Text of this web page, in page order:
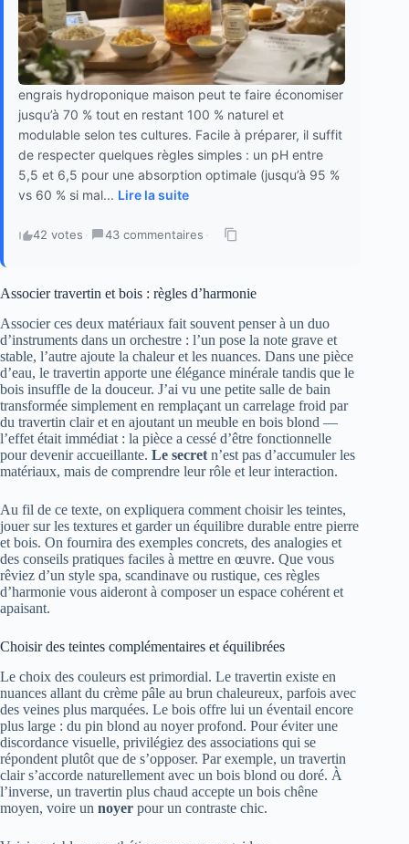
engrais hydroponique maison peut te faire économiser
jusqu’à 70 % tout en restant 100 % naturel et
modulable selon tes cultures. Facile à préparer, il suffit
de respecter quelques règles simples : un pH entre
5,5 et 6,5 pour une absorption optimale (jusqu’à 95 %
vs 60 % si mal... Lire la suite
42 votes · 43 commentaires ·
Associer travertin et bois : règles d’harmonie
Associer ces deux matériaux fait souvent penser à un duo
d’instruments dans un orchestre : l’un pose la note grave et
stable, l’autre ajoute la chaleur et les nuances. Dans une pièce
d’eau, le travertin apporte une élégance minérale tandis que le
bois insuffle de la douceur. J’ai vu une petite salle de bain
transformée simplement en remplaçant un carrelage froid par
du travertin clair et en ajoutant un meuble en bois blond —
l’effet était immédiat : la pièce a cessé d’être fonctionnelle
pour devenir accueillante. Le secret n’est pas d’accumuler les
matériaux, mais de comprendre leur rôle et leur interaction.
Au fil de ce texte, on expliquera comment choisir les teintes,
jouer sur les textures et garder un équilibre durable entre pierre
et bois. On fournira des exemples concrets, des analogies et
des conseils pratiques faciles à mettre en œuvre. Que vous
rêviez d’un style spa, scandinave ou rustique, ces règles
d’harmonie vous aideront à composer un espace cohérent et
apaisant.
Choisir des teintes complémentaires et équilibrées
Le choix des couleurs est primordial. Le travertin existe en
nuances allant du crème pâle au brun chaleureux, parfois avec
des veines plus marquées. Le bois offre lui un éventail encore
plus large : du pin blond au noyer profond. Pour éviter une
discordance visuelle, privilégiez des associations qui se
répondent plutôt que de s’opposer. Par exemple, un travertin
clair s’accorde naturellement avec un bois blond ou doré. À
l’inverse, un travertin plus chaud accepte un bois chêne
moyen, voire un noyer pour un contraste chic.